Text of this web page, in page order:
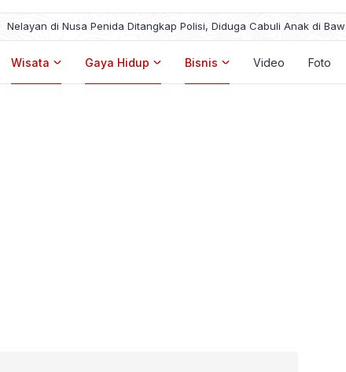
Nelayan di Nusa Penida Ditangkap Polisi, Diduga Cabuli Anak di
Wisata Gaya Hidup Bisnis Video Foto